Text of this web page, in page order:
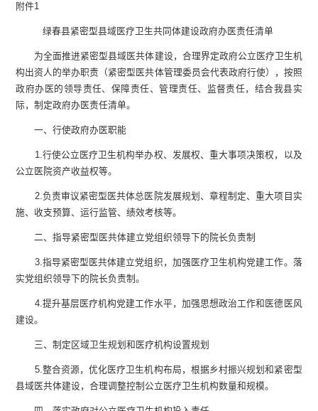
附件1
绿春县紧密型县域医疗卫生共同体建设政府办医责任清单
为全面推进紧密型县域医共体建设，合理界定政府公立医疗卫生机
构出资人的举办职责（紧密型医共体管理委员会代表政府行使），按照
政府办医的领导责任、保障责任、管理责任、监督责任，结合我县实
际，制定政府办医责任清单。
一、行使政府办医职能
1.行使公立医疗卫生机构举办权、发展权、重大事项决策权，以及
公立医院资产收益权等。
2.负责审议紧密型医共体总医院发展规划、章程制定、重大项目实
施、收支预算、运行监管、绩效考核等。
二、指导紧密型医共体建立党组织领导下的院长负责制
3.指导紧密型医共体建立党组织，加强医疗卫生机构党建工作。落
实党组织领导下的院长负责制。
4.提升基层医疗机构党建工作水平，加强思想政治工作和医德医风
建设。
三、制定区域卫生规划和医疗机构设置规划
5.整合资源，优化医疗卫生机构布局，根据乡村振兴规划和紧密型
县域医共体建设，合理调整控制公立医疗卫生机构数量和规模。